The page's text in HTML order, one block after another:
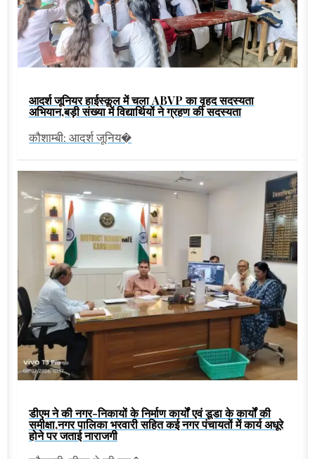
आदर्श जूनियर हाईस्कूल में चला ABVP का वृहद सदस्यता
अभियान,बड़ी संख्या में विद्यार्थियों ने ग्रहण की सदस्यता
कौशाम्बी: आदर्श जूनिय�
डीएम ने की नगर-निकायों के निर्माण कार्यों एवं डूडा के कार्यों की
समीक्षा,नगर पालिका भरवारी सहित कई नगर पंचायतों में कार्य अधूरे
होने पर जताई नाराजगी